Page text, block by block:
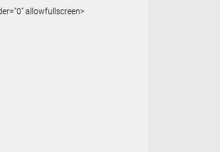
allowfullscreen>